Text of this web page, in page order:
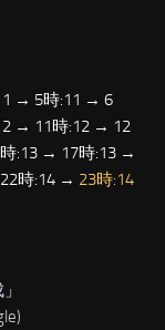
→ 5時:11 → 6
→ 11時:12 → 12
:13 → 17時:13 →
時:14 → 23時:14
」